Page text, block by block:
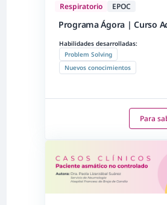
Respiratorio EPOC
Programa Ágora | Curso
Habilidades desarrolladas:
Problem Solving
Nuevos conocimientos
Para